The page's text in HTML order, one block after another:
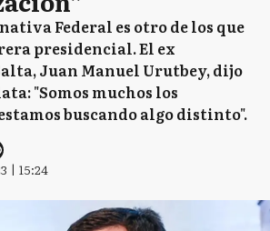
Federal es otro de los que
presidencial. El ex
Juan Manuel Urutbey, dijo
"Somos muchos los
buscando algo distinto".
| 15:24